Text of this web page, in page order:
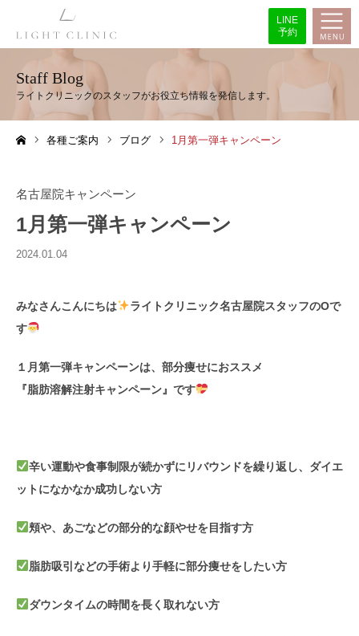
LINE
予約
Staff Blog
各種ご案内 ブログ 1月第一弾キャンペーン
名古屋院キャンペーン
1月第一弾キャンペーン
2024.01.04
みなさんこんにちは
ライトクリニック名古屋院スタッフのOで
す
１月第一弾キャンペーンは、部分痩せにおススメ
『脂肪溶解注射キャンペーン』です
辛い運動や食事制限が続かずにリバウンドを繰り返し、ダイエ
ットになかなか成功しない方
頬や、あごなどの部分的な顔やせを目指す方
脂肪吸引などの手術より手軽に部分痩せをしたい方
ダウンタイムの時間を長く取れない方